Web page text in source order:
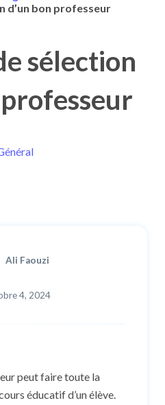
d’un bon professeur
sélection
Ali Faouzi
4, 2024
peut faire toute la
éducatif d’un élève.